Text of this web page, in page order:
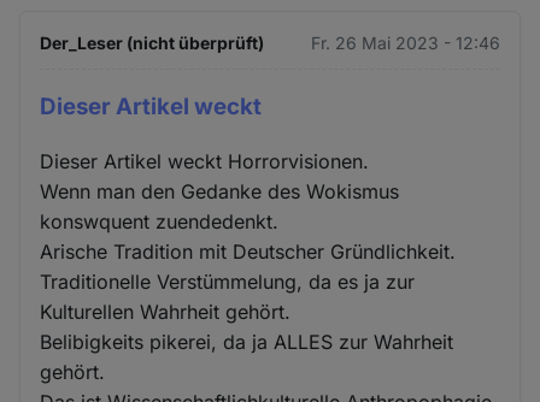
Der_Leser (nicht überprüft) Fr. 26 Mai 2023 - 12:46
Dieser Artikel weckt
Dieser Artikel weckt Horrorvisionen.
Wenn man den Gedanke des Wokismus
konswquent zuendedenkt.
Arische Tradition mit Deutscher Gründlichkeit.
Traditionelle Verstümmelung, da es ja zur
Kulturellen Wahrheit gehört.
Belibigkeits pikerei, da ja ALLES zur Wahrheit
gehört.